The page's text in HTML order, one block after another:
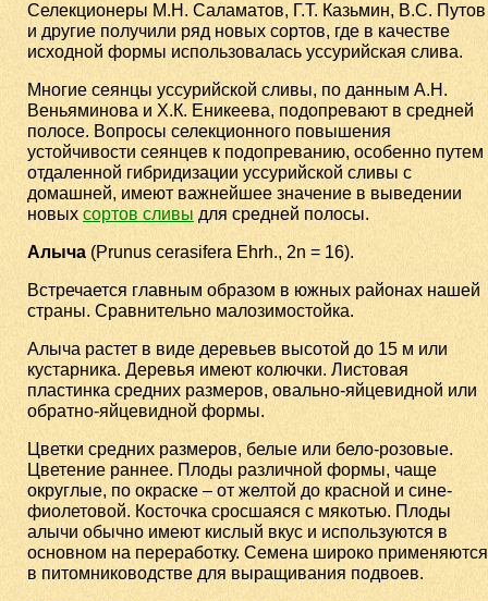
Селекционеры М.Н. Саламатов, Г.Т. Казьмин, В.С. Путов
и другие получили ряд новых сортов, где в качестве
исходной формы использовалась уссурийская слива.
Многие сеянцы уссурийской сливы, по данным А.Н.
Веньяминова и Х.К. Еникеева, подопревают в средней
полосе. Вопросы селекционного повышения
устойчивости сеянцев к подопреванию, особенно путем
отдаленной гибридизации уссурийской сливы с
домашней, имеют важнейшее значение в выведении
новых сортов сливыдля средней полосы.
Алыча (Prunus cerasifera Ehrh., 2n = 16).
Встречается главным образом в южных районах нашей
страны. Сравнительно малозимостойка.
Алыча растет в виде деревьев высотой до 15 м или
кустарника. Деревья имеют колючки. Листовая
пластинка средних размеров, овально-яйцевидной или
обратно-яйцевидной формы.
Цветки средних размеров, белые или бело-розовые.
Цветение раннее. Плоды различной формы, чаще
округлые, по окраске – от желтой до красной и сине-
фиолетовой. Косточка сросшаяся с мякотью. Плоды
алычи обычно имеют кислый вкус и используются в
основном на переработку. Семена широко применяются
в питомниководстве для выращивания подвоев.